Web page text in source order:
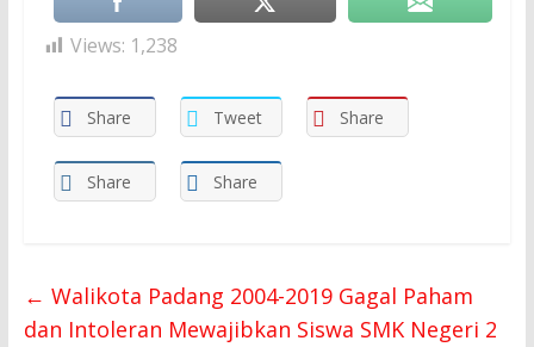
Views: 1,238
Share Tweet Share
Share Share
← Walikota Padang 2004-2019 Gagal Paham
dan Intoleran Mewajibkan Siswa SMK Negeri 2